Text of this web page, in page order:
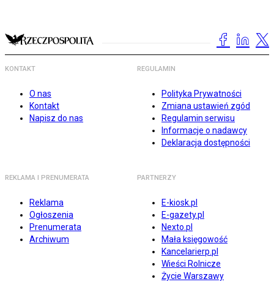
KONTAKT
O nas
Kontakt
Napisz do nas
REGULAMIN
Polityka Prywatności
Zmiana ustawień zgód
Regulamin serwisu
Informacje o nadawcy
Deklaracja dostępności
REKLAMA I PRENUMERATA
Reklama
Ogłoszenia
Prenumerata
Archiwum
PARTNERZY
E-kiosk.pl
E-gazety.pl
Nexto.pl
Mała księgowość
Kancelarierp.pl
Wieści Rolnicze
Życie Warszawy